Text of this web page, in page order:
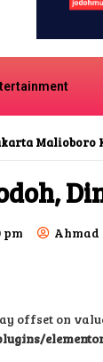
Palsu dalam
pm Ahmad
offset on